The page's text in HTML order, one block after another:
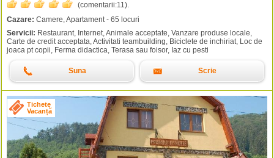
(comentarii:11).
Cazare: Camere, Apartament - 65 locuri
Servicii: Restaurant, Internet, Animale acceptate, Vanzare produse locale,
Carte de credit acceptata, Activitati teambuilding, Biciclete de inchiriat, Loc de
joaca pt copii, Ferma didactica, Terasa sau foisor, Iaz cu pesti
Suna Scrie
Tichete
Vacanță